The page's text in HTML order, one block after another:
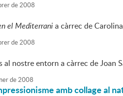
de2008
el Mediterrania càrrec de
de2008
al nostre entorn a càrrec de Joan
de2008
amb collage al